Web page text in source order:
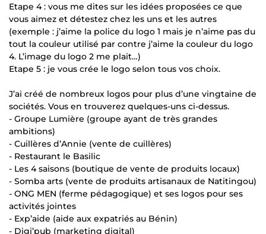
Etape 4 : vous me dites sur les idées proposées ce que
vous aimez et détestez chez les uns et les autres
(exemple : j’aime la police du logo 1 mais je n’aime pas du
tout la couleur utilisé par contre j’aime la couleur du logo
4. L’image du logo 2 me plait…)
Etape 5 : je vous crée le logo selon tous vos choix.
J’ai créé de nombreux logos pour plus d’une vingtaine de
sociétés. Vous en trouverez quelques-uns ci-dessus.
- Groupe Lumière (groupe ayant de très grandes
ambitions)
- Cuillères d’Annie (vente de cuillères)
- Restaurant le Basilic
- Les 4 saisons (boutique de vente de produits locaux)
- Somba arts (vente de produits artisanaux de Natitingou)
- ONG MEN (ferme pédagogique) et ses logos pour ses
activités jointes
- Exp’aide (aide aux expatriés au Bénin)
- Digi’pub (marketing digital)